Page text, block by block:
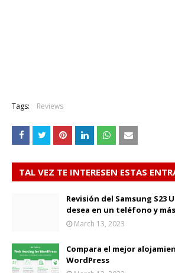
Tags: Reviews
TAL VEZ TE INTERESEN ESTAS
Revisión del Samsung S23
desea en un teléfono y más
March 13, 2023
Compara el mejor
WordPress